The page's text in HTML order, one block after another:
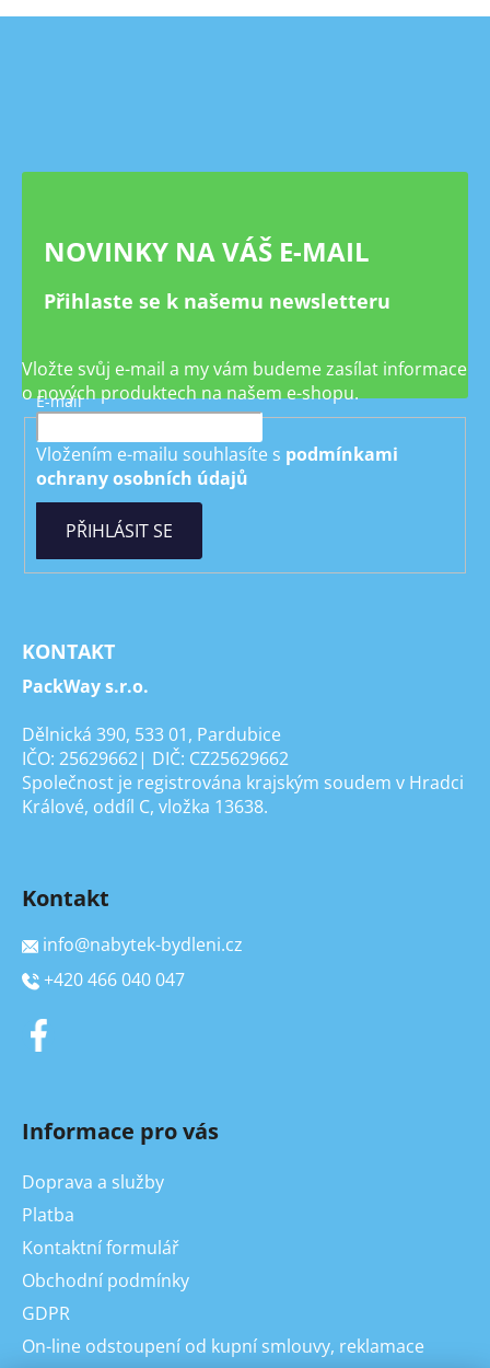
Z
NOVINKY NA VÁŠ E-MAIL
Přihlaste se k našemu newsletteru
Vložte svůj e-mail a my vám budeme zasílat informace
o nových produktech na našem e-shopu.
E-mail
Vložením e-mailu souhlasíte s podmínkami
ochrany osobních údajů
PŘIHLÁSIT SE
KONTAKT
PackWay s.r.o.
Dělnická 390, 533 01, Pardubice
IČO: 25629662| DIČ: CZ25629662
Společnost je registrována krajským soudem v Hradci
Králové, oddíl C, vložka 13638.
Kontakt
info@nabytek-bydleni.cz
+420 466 040 047
Informace pro vás
Doprava a služby
Platba
Kontaktní formulář
Obchodní podmínky
GDPR
On-line odstoupení od kupní smlouvy, reklamace